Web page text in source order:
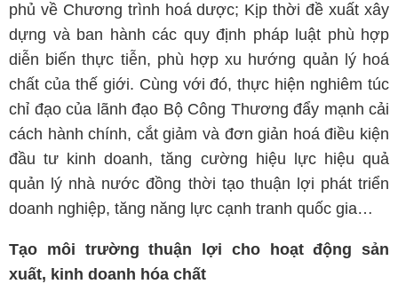
phủ về Chương trình hoá dược; Kịp thời đề xuất xây
dựng và ban hành các quy định pháp luật phù hợp
diễn biến thực tiễn, phù hợp xu hướng quản lý hoá
chất của thế giới. Cùng với đó, thực hiện nghiêm túc
chỉ đạo của lãnh đạo Bộ Công Thương đẩy mạnh cải
cách hành chính, cắt giảm và đơn giản hoá điều kiện
đầu tư kinh doanh, tăng cường hiệu lực hiệu quả
quản lý nhà nước đồng thời tạo thuận lợi phát triển
doanh nghiệp, tăng năng lực cạnh tranh quốc gia…
Tạo môi trường thuận lợi cho hoạt động sản
xuất, kinh doanh hóa chất